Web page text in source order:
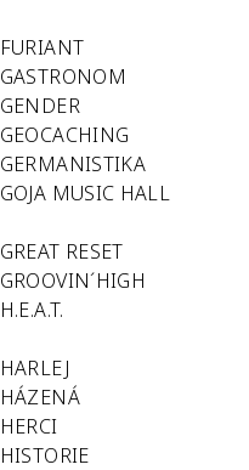
FURIANT
GASTRONOM
GENDER
GEOCACHING
GERMANISTIKA
GOJA MUSIC HALL
GREAT RESET
GROOVIN´HIGH
H.E.A.T.
HARLEJ
HÁZENÁ
HERCI
HISTORIE